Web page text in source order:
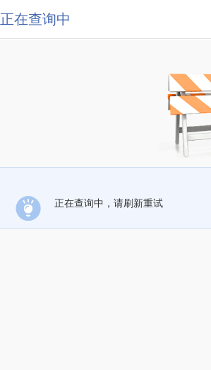
正在查询中
正在查询中，请刷新重试